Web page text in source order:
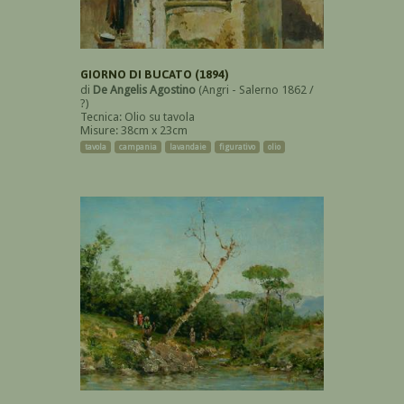
GIORNO DI BUCATO (1894)
di De Angelis Agostino (Angri - Salerno 1862 /
?)
Tecnica: Olio su tavola
Misure: 38cm x 23cm
tavola campania lavandaie figurativo olio